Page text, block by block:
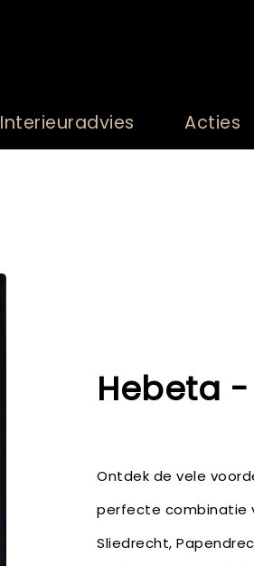
Interieuradvies Acties
Hebeta
Ontdek de vele
perfecte combinatie
Sliedrecht,